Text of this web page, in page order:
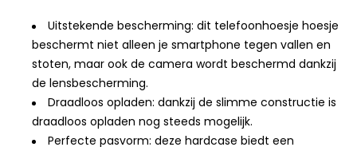
Uitstekende bescherming: dit telefoonhoesje hoesje
beschermt niet alleen je smartphone tegen vallen en
stoten, maar ook de camera wordt beschermd dankzij
de lensbescherming.
Draadloos opladen: dankzij de slimme constructie is
draadloos opladen nog steeds mogelijk.
Perfecte pasvorm: deze hardcase biedt een